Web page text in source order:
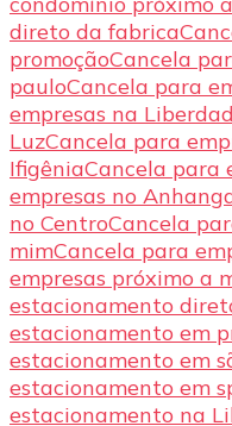
direto da fabrica
promoçãoCancela
pauloCancela para
empresas na
LuzCancela para
IfigêniaCancela para
empresas no
no CentroCancela
mimCancela para
empresas próximo a
estacionamento
estacionamento em
estacionamento em
estacionamento em
estacionamento na